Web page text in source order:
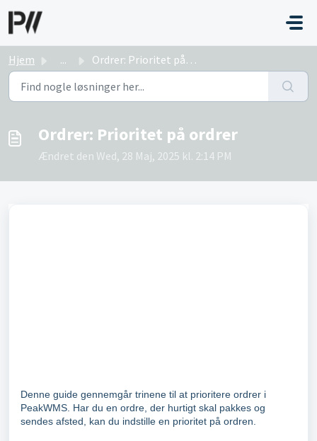
Hjem ... Ordrer: Prioritet på ordrer
Ordrer: Prioritet på ordrer
Ændret den Wed, 28 Maj, 2025 kl. 2:14 PM
Denne guide gennemgår trinene til at prioritere ordrer i
PeakWMS. Har du en ordre, der hurtigt skal pakkes og
sendes afsted, kan du indstille en prioritet på ordren.